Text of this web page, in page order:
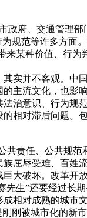
府、交通管理
规范等许多方
某种价值、行
实并不客观。中
主流文化，也影
治意识、行为
相对滞后问题
责任、公共规范
屈辱受难、百
大破坏。改革
生”还要经过长
相对成熟的城
刚被城市化的